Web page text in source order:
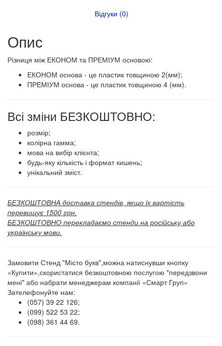
Відгуки (0)
Опис
​​Різниця між ЕКОНОМ та ПРЕМІУМ основою:
ЕКОНОМ основа - це пластик товщиною 2(мм);
ПРЕМІУМ основа - це пластик товщиною 4 (мм).
Всі зміни БЕЗКОШТОВНО:
розмір;
колірна гамма;
мова на вибір клієнта;
будь-яку кількість і формат кишень;
унікальний зміст.
БЕЗКОШТОВНА доставка стендів, якщо їх вартість
перевищує 1500 грн.
БЕЗКОШТОВНО перекладаємо стенди на російську або
українську мови.
Замовити Стенд "Місто букв",можна натиснувши кнопку
«Купити»,скористатися безкоштовною послугою "передзвони
мені" або набрати менеджерам компанії «Смарт Груп»
Зателефонуйте нам:
(057) 39 22 126;
(099) 522 53 22;
(098) 361 44 69.